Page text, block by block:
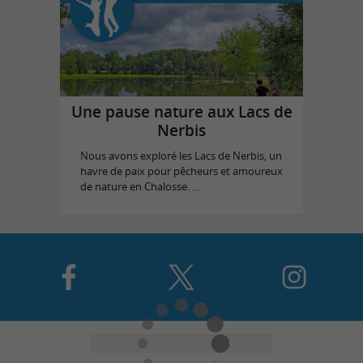
Une pause nature aux Lacs de
Nerbis
Nous avons exploré les Lacs de Nerbis, un
havre de paix pour pêcheurs et amoureux
de nature en Chalosse. ...